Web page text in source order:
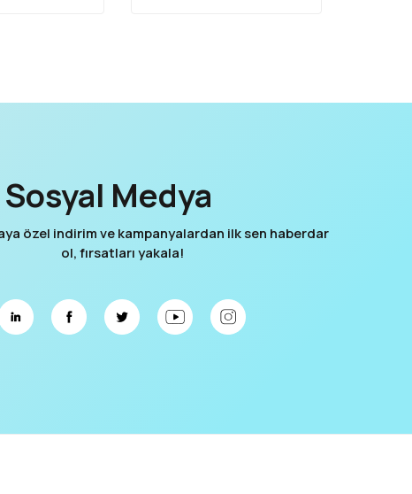
Sosyal Medya
özel indirim ve kampanyalardan ilk sen haberdar
ol, fırsatları yakala!